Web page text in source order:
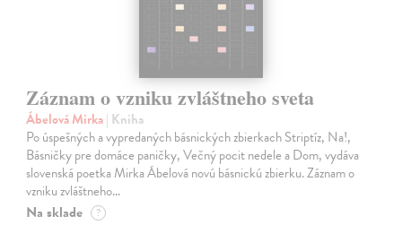
Záznam o vzniku zvláštneho sveta
Ábelová Mirka| Kniha
Po úspešných a vypredaných básnických zbierkach Striptíz, Na!,
Básničky pre domáce paničky, Večný pocit nedele a Dom, vydáva
slovenská poetka Mirka Ábelová novú básnickú zbierku. Záznam o
vzniku zvláštneho…
Na sklade ?